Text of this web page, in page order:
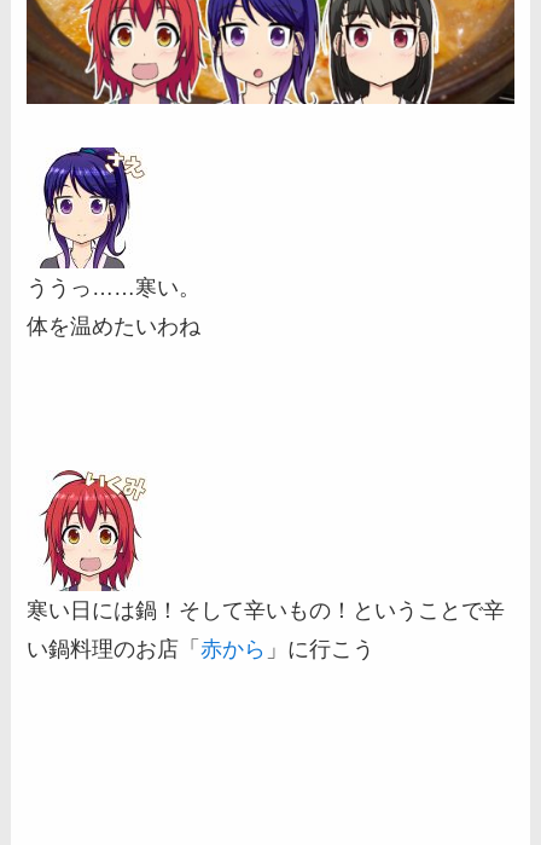
ううっ……寒い。
体を温めたいわね
寒い日には鍋！そして辛いもの！ということで辛
い鍋料理のお店「赤から 」に行こう